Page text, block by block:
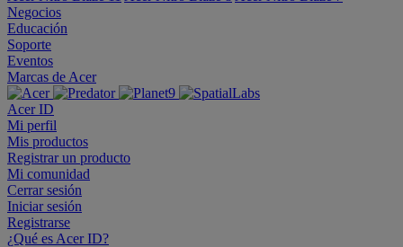
Negocios
Educación
Soporte
Eventos
Marcas de Acer
Acer ID
Mi perfil
Mis productos
Registrar un producto
Mi comunidad
Cerrar sesión
Iniciar sesión
Registrarse
¿Qué es Acer ID?